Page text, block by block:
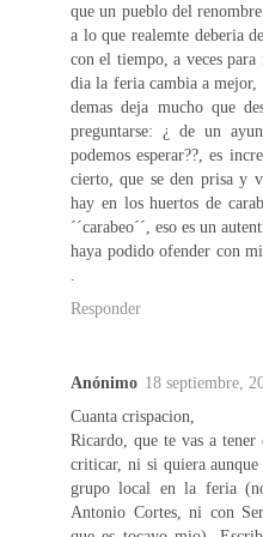
que un pueblo del
a lo que realemte deberia
con el tiempo, a veces
dia la feria cambia a mejor,
demas deja mucho que
preguntarse: ¿ de un
podemos esperar??, es
cierto, que se den prisa y
hay en los huertos de
´´carabeo´´, eso es un
haya podido ofender con
.
Responder
Anónimo 18 septiembre,
Cuanta crispacion,
Ricardo, que te vas a
criticar, ni si quiera
grupo local en la feria
Antonio Cortes, ni con